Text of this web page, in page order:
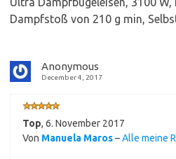
Dampfstoß von 210 g min,
Anonymous
December 4, 2017
Top, 6. November 2017
Von Manuela Maros–Alle meine